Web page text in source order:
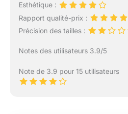
Esthétique :
Rapport qualité-prix :
Précision des tailles :
Notes des utilisateurs 3.9/5
Note de 3.9 pour 15 utilisateurs